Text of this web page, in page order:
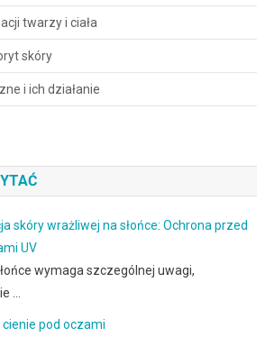
twarzy i ciała
skóry
i ich działanie
skóry wrażliwej na słońce: Ochrona przed
UV
wymaga szczególnej uwagi,
…
pod oczami